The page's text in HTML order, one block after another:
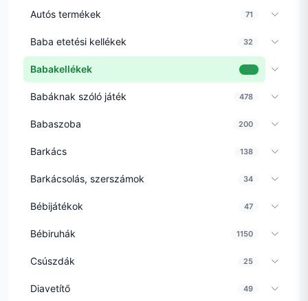
Autós termékek 71
Baba etetési kellékek 32
Babakellékek 81
Babáknak szóló játék 478
Babaszoba 200
Barkács 138
Barkácsolás, szerszámok 34
Bébijátékok 47
Bébiruhák 1150
Csúszdák 25
Diavetítő 49